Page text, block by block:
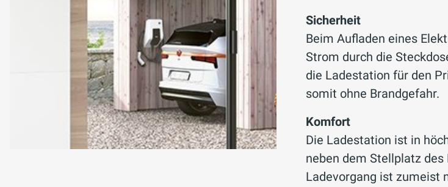
Sicherheit
Beim Aufladen eines
Strom durch die
die Ladestation für den
somit ohne Brandgefahr.
Komfort
Die Ladestation ist in
neben dem Stellplatz
Ladevorgang ist zumeist